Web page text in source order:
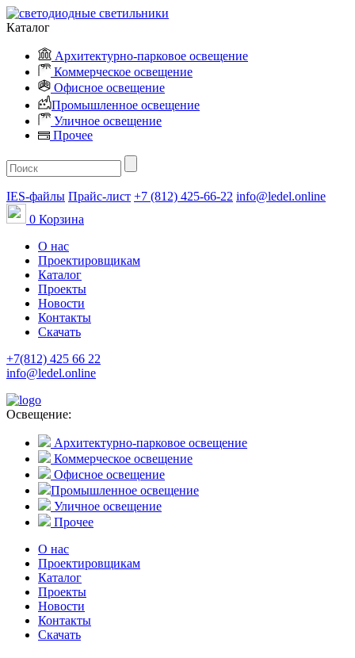
Каталог
Архитектурно-парковое освещение
Коммерческое освещение
Офисное освещение
Промышленное освещение
Уличное освещение
Прочее
IES-файлы Прайс-лист +7 (812) 425-66-22 info@ledel.online
0 Корзина
О нас
Проектировщикам
Каталог
Проекты
Новости
Контакты
Скачать
+7(812) 425 66 22
info@ledel.online
Освещение:
Архитектурно-парковое освещение
Коммерческое освещение
Офисное освещение
Промышленное освещение
Уличное освещение
Прочее
О нас
Проектировщикам
Каталог
Проекты
Новости
Контакты
Скачать